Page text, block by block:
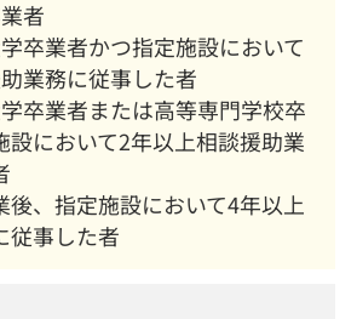
者
卒業者かつ指定施設において
業務に従事した者
卒業者または高等専門学校卒
設において2年以上相談援助業
、指定施設において4年以上
従事した者